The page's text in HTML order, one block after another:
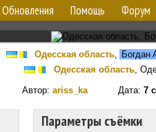
Обновления Помощь Форум
Одесская область, Богдан
Одесская область,
Автор: ariss_kaДата: 7
Параметры съёмки